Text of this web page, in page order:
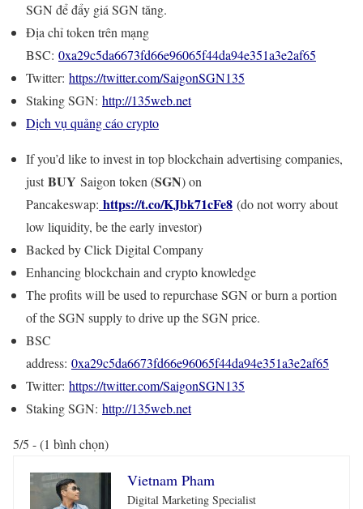
SGN để đẩy giá SGN tăng.
Địa chỉ token trên mạng
BSC: 0xa29c5da6673fd66e96065f44da94e351a3e2af65
Twitter: https://twitter.com/SaigonSGN135
Staking SGN: http://135web.net
Dịch vụ quảng cáo crypto
If you’d like to invest in top blockchain advertising companies,
justBUY Saigon token (SGN) on
Pancakeswap: https://t.co/KJbk71cFe8 (do not worry about
low liquidity, be the early investor)
Backed by Click Digital Company
Enhancing blockchain and crypto knowledge
The profits will be used to repurchase SGN or burn a portion
of the SGN supply to drive up the SGN price.
BSC
address: 0xa29c5da6673fd66e96065f44da94e351a3e2af65
Twitter: https://twitter.com/SaigonSGN135
Staking SGN: http://135web.net
5/5 - (1 bình chọn)
Vietnam Pham
Digital Marketing Specialist